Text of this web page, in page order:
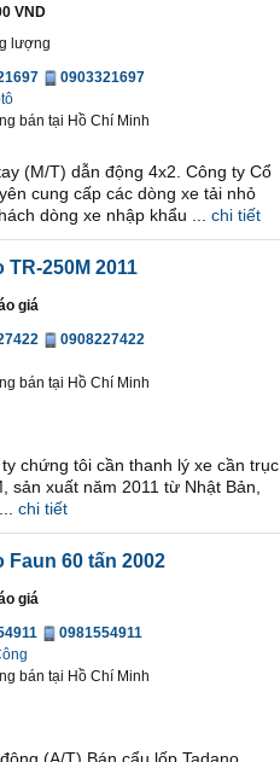
VND
lượng
0903321697
bán tại Hồ Chí Minh
(M/T) dẫn động 4x2. Công ty Cổ
cung cấp các dòng xe tải nhỏ
dòng xe nhập khẩu ...
chi tiết
TR-250M 2011
giá
0908227422
bán tại Hồ Chí Minh
chứng tôi cần thanh lý xe cần trục
sản xuất năm 2011 từ Nhật Bản,
chi tiết
Faun 60 tấn 2002
giá
0981554911
bán tại Hồ Chí Minh